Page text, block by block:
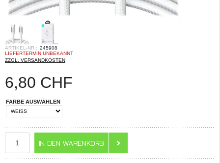
ARTIKEL-NR.: 245908
LIEFERTERMIN UNBEKANNT
ZZGL. VERSANDKOSTEN
6,80 CHF
FARBE AUSWÄHLEN